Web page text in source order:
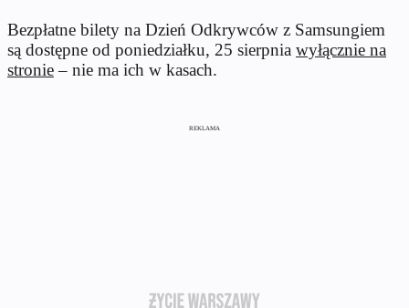
Bezpłatne bilety na Dzień Odkrywców z Samsungiem
są dostępne od poniedziałku, 25 sierpnia wyłącznie na
stronie– nie ma ich w kasach.
REKLAMA